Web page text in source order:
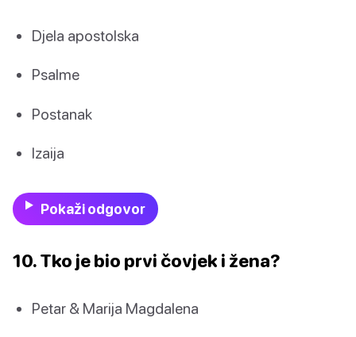
Djela apostolska
Psalme
Postanak
Izaija
Pokaži odgovor
10. Tko je bio prvi čovjek i žena?
Petar & Marija Magdalena